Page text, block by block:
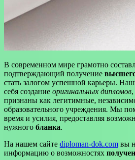
В современном мире грамотно
подтверждающий получение
стать залогом успешной карьеры.
себя создание оригинальных дипломов
признаны как легитимные,
образовательного учреждения. Мы
время и усилия, предоставляя
нужного бланка.
На нашем сайте diploman-dok.com вы
информацию о возможностях